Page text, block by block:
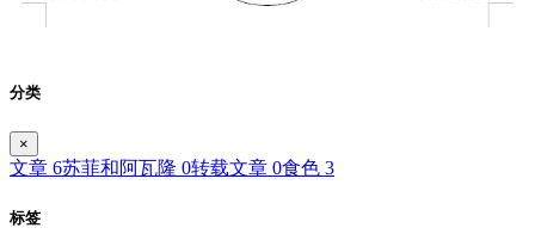
分类
×
文章 6苏菲和阿瓦隆 0转载文章 0食色 3
标签